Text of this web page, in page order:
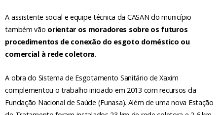
A assistente social e equipe técnica da CASAN do município
também vão orientar os moradores sobre os futuros
procedimentos de conexão do esgoto doméstico ou
comercial à rede coletora.
A obra do Sistema de Esgotamento Sanitário de Xaxim
complementou o trabalho iniciado em 2013 com recursos da
Fundação Nacional de Saúde (Funasa). Além de uma nova Estação